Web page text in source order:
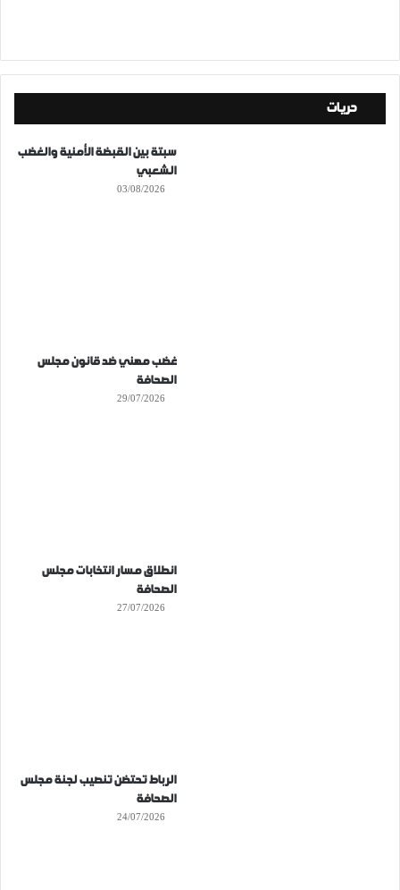
حريات
سبتة بين القبضة الأمنية والغضب
الشعبي
03/08/2026
غضب مهني ضد قانون مجلس
الصحافة
29/07/2026
انطلاق مسار انتخابات مجلس
الصحافة
27/07/2026
الرباط تحتضن تنصيب لجنة مجلس
الصحافة
24/07/2026